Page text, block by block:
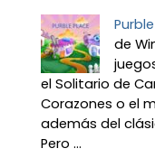
de
el Solitario de
Corazones o el
además del
Pero ...